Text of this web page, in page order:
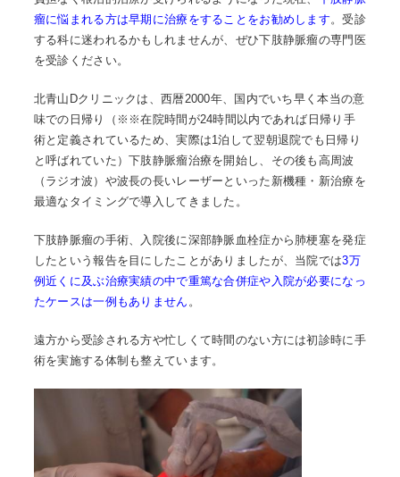
瘤に悩まれる方は早期に治療をすることをお勧めします。受診
する科に迷われるかもしれませんが、ぜひ下肢静脈瘤の専門医
を受診ください。
北青山Dクリニックは、西暦2000年、国内でいち早く本当の意
味での日帰り（※※在院時間が24時間以内であれば日帰り手
術と定義されているため、実際は1泊して翌朝退院でも日帰り
と呼ばれていた）下肢静脈瘤治療を開始し、その後も高周波
（ラジオ波）や波長の長いレーザーといった新機種・新治療を
最適なタイミングで導入してきました。
下肢静脈瘤の手術、入院後に深部静脈血栓症から肺梗塞を発症
したという報告を目にしたことがありましたが、当院では3万
例近くに及ぶ治療実績の中で重篤な合併症や入院が必要になっ
たケースは一例もありません 。
遠方から受診される方や忙しくて時間のない方には初診時に手
術を実施する体制も整えています。